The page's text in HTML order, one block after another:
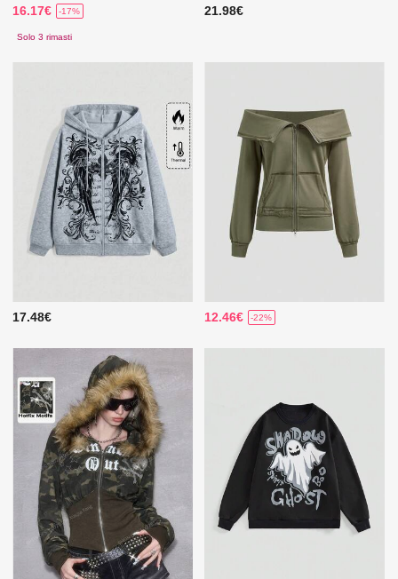
16.17€ -17%
Solo 3 rimasti
21.98€
17.48€ 12.46€ -22%